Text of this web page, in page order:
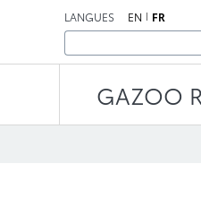
LANGUES EN FR
GAZOO